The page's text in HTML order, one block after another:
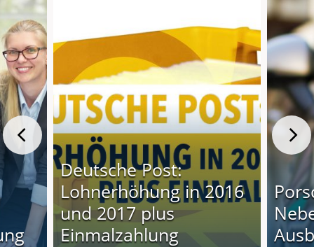
Deutsche Post:
Lohnerhöhung in 2016
und 2017 plus
Einmalzahlung